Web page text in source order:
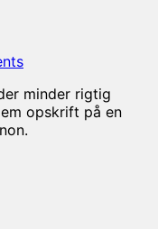
minder rigtig
opskrift på en